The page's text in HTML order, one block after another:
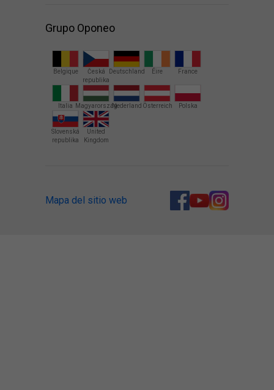
Grupo Oponeo
Belgique
Česká
republika
Deutschland Éire France
Italia MagyarországNederland Österreich Polska
Slovenská
republika
United
Kingdom
Mapa del sitio web